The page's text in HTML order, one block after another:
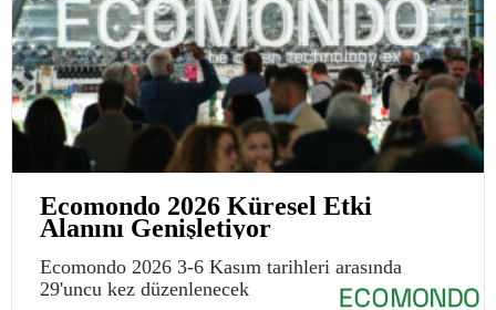
Ecomondo 2026 Küresel Etki
Alanını Genişletiyor
Ecomondo 2026 3-6 Kasım tarihleri arasında
29'uncu kez düzenlenecek